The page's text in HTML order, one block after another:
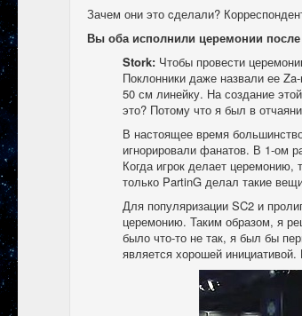
Зачем они это cделали?
Вы оба исполнили церемонии
Stork:Чтобы провести
Поклонники даже назвали ее
50 см линейку. На создание
это? Потому что я был в
В настоящее время
игнорировали фанатов. В 1-ом
Когда игрок делает
только PartinG делал такие
Для популяризации SC2 и
церемонию. Таким образом, я
было что-то не так, я был бы
является хорошей